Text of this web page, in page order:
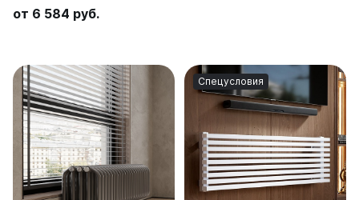
от 6 584 руб.
Спецусловия